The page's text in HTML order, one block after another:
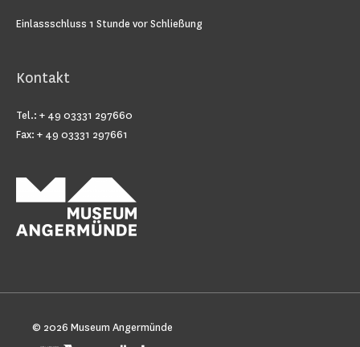
Einlassschluss 1 Stunde vor Schließung
Kontakt
Tel.: + 49 03331 297660
Fax: + 49 03331 297661
© 2026 Museum Angermünde